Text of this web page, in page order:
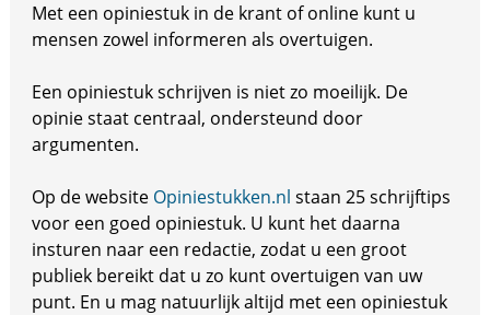
Met een opiniestuk in de krant of online kunt u
mensen zowel informeren als overtuigen.
Een opiniestuk schrijven is niet zo moeilijk. De
opinie staat centraal, ondersteund door
argumenten.
Op de website Opiniestukken.nl staan 25 schrijftips
voor een goed opiniestuk. U kunt het daarna
insturen naar een redactie, zodat u een groot
publiek bereikt dat u zo kunt overtuigen van uw
punt. En u mag natuurlijk altijd met een opiniestuk